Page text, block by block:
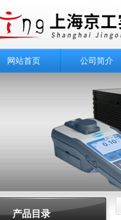
网站首页 公司简介
产品目录